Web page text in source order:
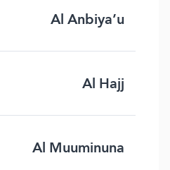
Al Anbiya’u
Al Hajj
Al Muuminuna